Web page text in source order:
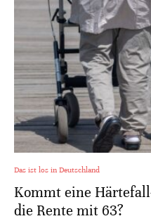
Das ist los in Deutschland
Kommt eine
die Rente mit 63?